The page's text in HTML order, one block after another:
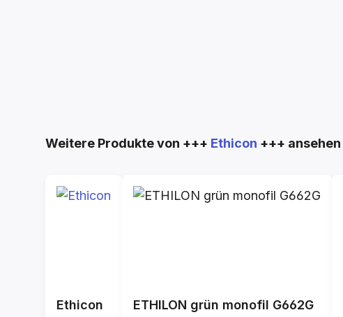
Produktgalerie überspringen
Weitere Produkte von +++ Ethicon +++ ansehen
Ethicon ETHILON grün monofil G662G